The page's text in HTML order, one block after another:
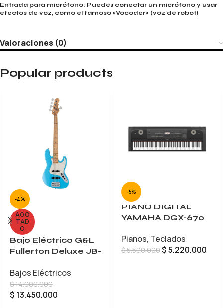
Entrada para micrófono: Puedes conectar un micrófono y usar
efectos de voz, como el famoso «Vocoder» (voz de robot)
Valoraciones (0)
Popular products
-4%
AGO
TAD
O
Bajo Eléctrico G&L
Fullerton Deluxe JB-
Bajos Eléctricos
$14.000.000
$ 13.450.000
-5%
PIANO DIGITAL
YAMAHA DGX-670
Pianos, Teclados
$5.500.000$5.220.000